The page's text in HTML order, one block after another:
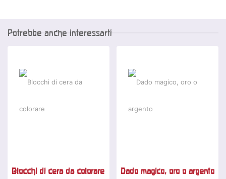
Potrebbe anche interessarti
Blocchi di cera da colorare Dado magico, oro o argento